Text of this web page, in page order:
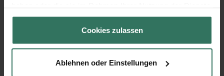
gesammelt haben.
Cookies zulassen
Ablehnen oder Einstellungen
53474 Bad Neuenahr-Ahrw.
Lothar Gasber Bestattungen